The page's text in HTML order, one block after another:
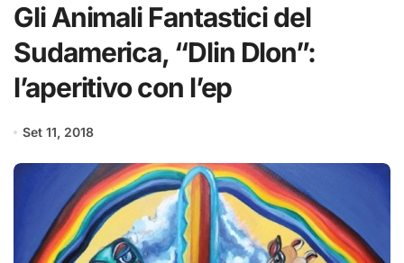
Gli Animali Fantastici del
Sudamerica, “Dlin Dlon”:
l’aperitivo con l’ep
Set 11, 2018